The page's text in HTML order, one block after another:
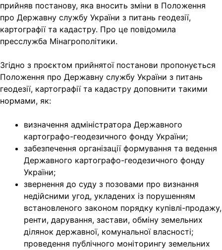
прийняв постанову, яка вносить зміни в Положення
про Державну службу України з питань геодезії,
картографії та кадастру. Про це повідомила
пресслужба Мінагрополітики.
Згідно з проєктом прийнятої постанови пропонується
Положення про Державну службу України з питань
геодезії, картографії та кадастру доповнити такими
нормами, як:
визначення адміністратора Державного
картографо-геодезичного фонду України;
забезпечення організації формування та ведення
Державного картографо-геодезичного фонду
України;
звернення до суду з позовами про визнання
недійсними угод, укладених із порушенням
встановленого законом порядку купівлі-продажу,
ренти, дарування, застави, обміну земельних
ділянок державної, комунальної власності;
проведення публічного моніторингу земельних